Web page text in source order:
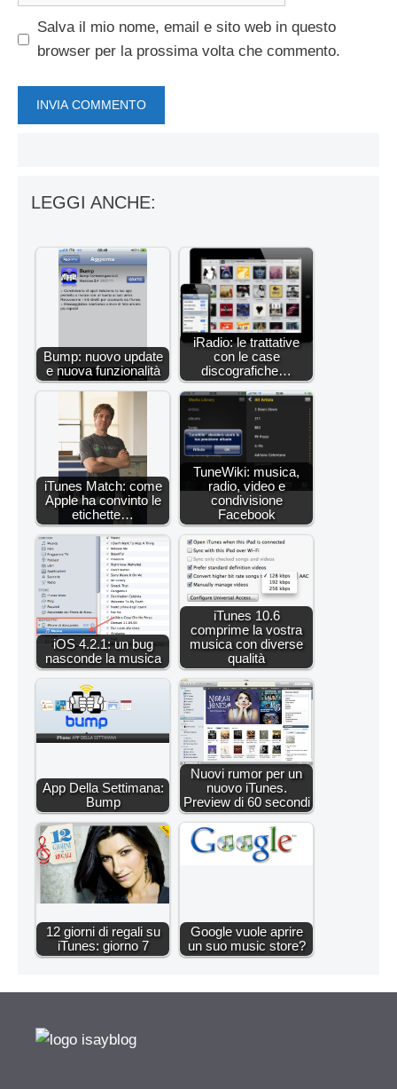
Salva il mio nome, email e sito web in questo
browser per la prossima volta che commento.
LEGGI ANCHE:
Bump: nuovo update
e nuova funzionalità
iRadio: le trattative
con le case
discografiche…
iTunes Match: come
Apple ha convinto le
etichette…
TuneWiki: musica,
radio, video e
condivisione
Facebook
iOS 4.2.1: un bug
nasconde la musica
iTunes 10.6
comprime la vostra
musica con diverse
qualità
App Della Settimana:
Bump
Nuovi rumor per un
nuovo iTunes.
Preview di 60 secondi
12 giorni di regali su
iTunes: giorno 7
Google vuole aprire
un suo music store?